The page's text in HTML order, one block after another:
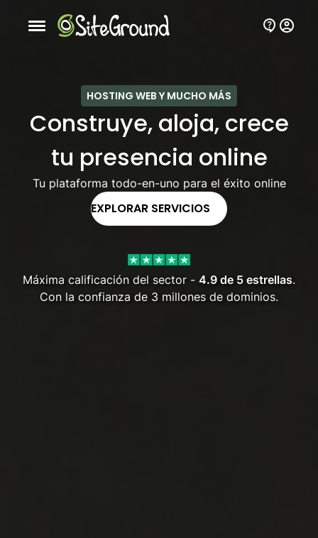
Botón de navegación móvil
HOSTING WEB Y MUCHO MÁS
Construye, aloja, crece
tu presencia online
Tu plataforma todo-en-uno para el éxito online
EXPLORAR SERVICIOS
Máxima calificación del sector - 4.9 de 5 estrellas.
Con la confianza de 3 millones de dominios.